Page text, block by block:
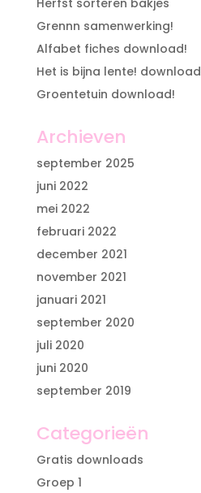
Herfst sorteren bakjes
Grennn samenwerking!
Alfabet fiches download!
Het is bijna lente! download
Groentetuin download!
Archieven
september 2025
juni 2022
mei 2022
februari 2022
december 2021
november 2021
januari 2021
september 2020
juli 2020
juni 2020
september 2019
Categorieën
Gratis downloads
Groep 1